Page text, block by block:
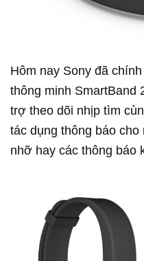
Hôm nay Sony đã
thông minh SmartBand
trợ theo dõi nhịp tìm
tác dụng thông báo
nhỡ hay các thông báo